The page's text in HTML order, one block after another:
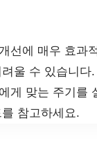
선에 매우 효과
울 수 있습니다.
게 맞는 주기를
참고하세요.